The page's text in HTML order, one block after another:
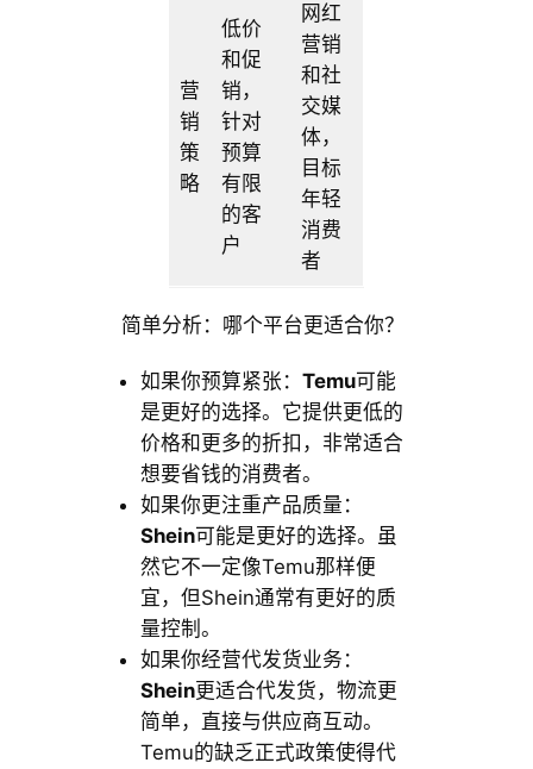
营
销
策
略
低价
和促
销，
针对
预算
有限
的客
户
网红
营销
和社
交媒
体，
目标
年轻
消费
者
简单分析：哪个平台更适合你？
如果你预算紧张： Temu可能
是更好的选择。它提供更低的
价格和更多的折扣，非常适合
想要省钱的消费者。
如果你更注重产品质量：
Shein可能是更好的选择。虽
然它不一定像Temu那样便
宜，但Shein通常有更好的质
量控制。
如果你经营代发货业务：
Shein更适合代发货，物流更
简单，直接与供应商互动。
Temu的缺乏正式政策使得代